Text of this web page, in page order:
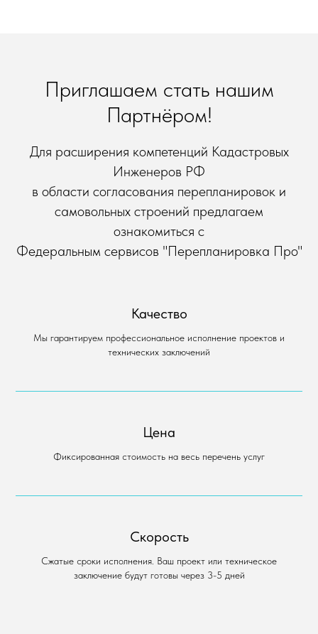
Приглашаем стать нашим
Партнёром!
Для расширения компетенций Кадастровых
Инженеров РФ
в области согласования перепланировок и
самовольных строений предлагаем
ознакомиться с
Федеральным сервисов "Перепланировка Про"
Качество
Мы гарантируем профессиональное исполнение проектов и
технических заключений
Цена
Фиксированная стоимость на весь перечень услуг
Скорость
Сжатые сроки исполнения. Ваш проект или техническое
заключение будут готовы через 3-5 дней